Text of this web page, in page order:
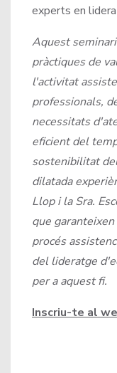
experts en
Aquest
pràctiques de
l'activitat
professionals,
necessitats
eficient del
sostenibilitat
dilatada
Llop i la Sra.
que
procés
del lideratge
per a aquest fi.
Inscriu-te al